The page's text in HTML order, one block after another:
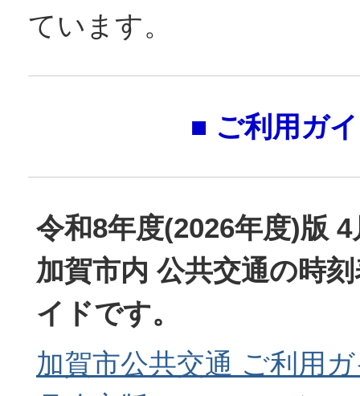
ています。
■ ご利用ガ
令和8年度(2026年度)版 4
加賀市内 公共交通の時
イドです。
加賀市公共交通 ご利用